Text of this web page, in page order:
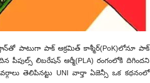
పాటుగా పాక్ ఆక్రమిత్ కాశ్మీర్‌(PoK)లోనూ పాక్
పీపుల్స్ లిబరేషన్ ఆర్మీ(PLA) రంగంలోకి దిగిందని
తెలిపినట్టు UNI వార్తా ఏజెన్సీ ఒక కథనంలో